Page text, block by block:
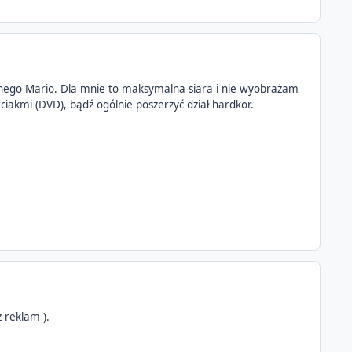
Mario. Dla mnie to maksymalna siara i nie wyobrażam
(DVD), bądź ogólnie poszerzyć dział hardkor.
reklam ).